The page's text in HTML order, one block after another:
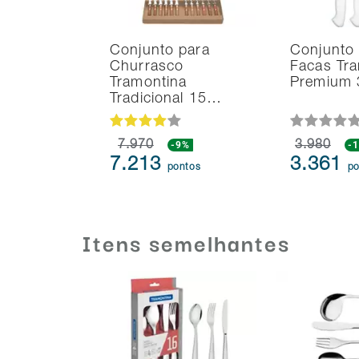
Conjunto para
Churrasco
Tramontina
Tradicional 15…
7.970 -9%
7.213 pontos
Conjunto
Facas
Premium
3.980 -
3.361
Itens semelhantes